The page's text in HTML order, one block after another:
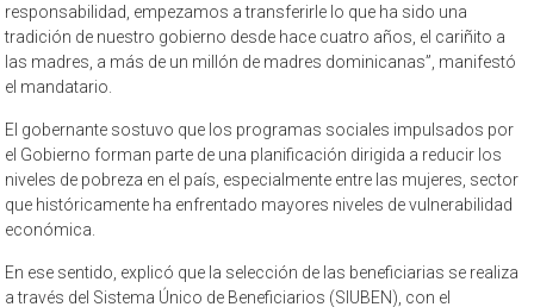
responsabilidad, empezamos a transferirle lo que ha sido una
tradición de nuestro gobierno desde hace cuatro años, el cariñito a
las madres, a más de un millón de madres dominicanas”, manifestó
el mandatario.
El gobernante sostuvo que los programas sociales impulsados por
el Gobierno forman parte de una planificación dirigida a reducir los
niveles de pobreza en el país, especialmente entre las mujeres, sector
que históricamente ha enfrentado mayores niveles de vulnerabilidad
económica.
En ese sentido, explicó que la selección de las beneficiarias se realiza
a través del Sistema Único de Beneficiarios (SIUBEN), con el